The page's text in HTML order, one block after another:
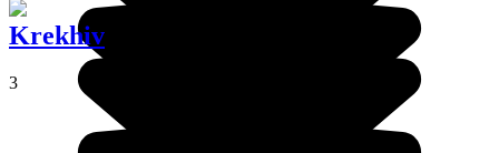
Krekhiv
3